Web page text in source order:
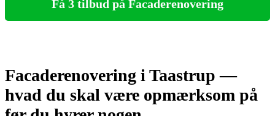
Få 3 tilbud på Facaderenovering
Facaderenovering i Taastrup —
hvad du skal være opmærksom på